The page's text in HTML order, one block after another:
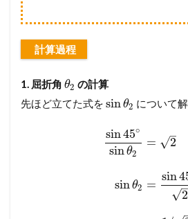
計算過程
1. 屈折角 θ2 の計算
先ほど立てた式を sinθ2 について解
sin45∘
sin θ2
sinθ2
= 2
–
√
=
sin
2
–
√